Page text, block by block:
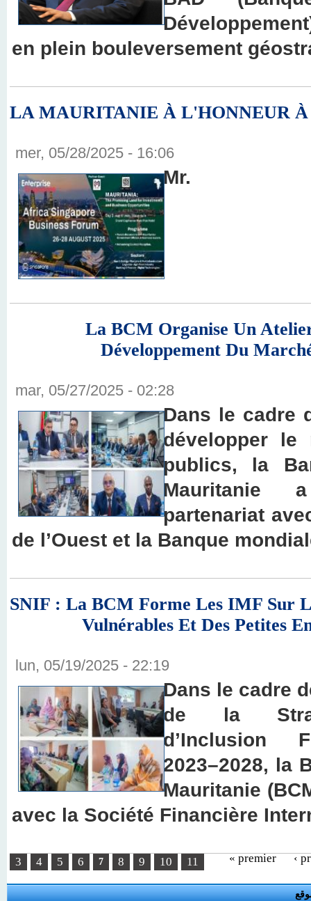
en plein bouleversement
LA MAURITANIE À L'HONNEUR À
mer, 05/28/2025 - 16:06
Mr.
La BCM Organise Un
Développement Du
mar, 05/27/2025 - 02:28
Dans le cadre
développer le
publics, la
Mauritanie
partenariat
de l’Ouest et la Banque
SNIF : La BCM Forme Les IMF Sur
Vulnérables Et Des Petites
lun, 05/19/2025 - 22:19
Dans le cadre
de la
d’Inclusion
2023–2028, la
Mauritanie
avec la Société Financière
Pages « premier ‹
3 4 5 6 7 8 9 10 11